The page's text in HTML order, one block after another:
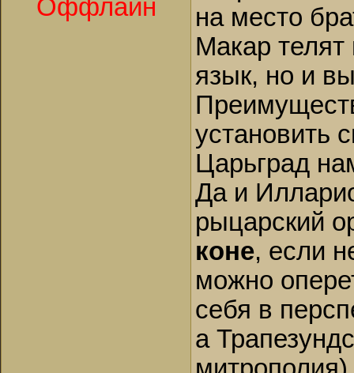
Оффлайн
на место
Макар
язык, но и
установить
Царьград
Да и
рыцарский
коне, если
можно
себя в
а